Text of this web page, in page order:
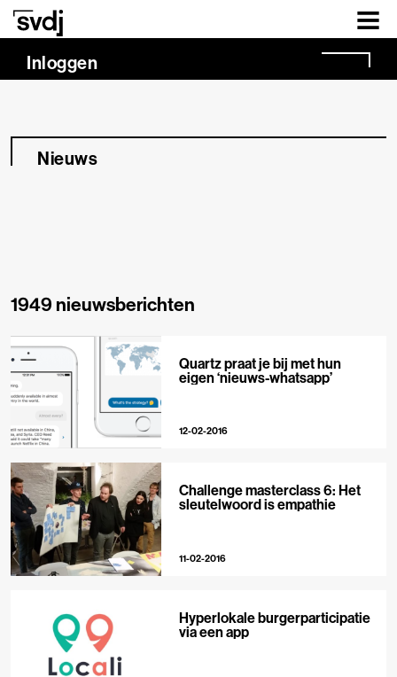
Naar hoofdinhoud
Inloggen
Nieuws
1949 nieuwsberichten
Quartz praat je bij met hun
eigen ‘nieuws-whatsapp’
12-02-2016
Challenge masterclass 6: Het
sleutelwoord is empathie
11-02-2016
Hyperlokale burgerparticipatie
via een app